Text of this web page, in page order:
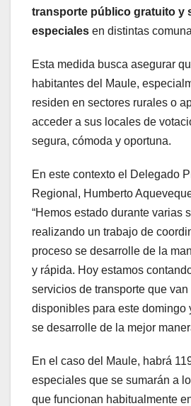
transporte público gratuito y
especiales en distintas
Esta medida busca asegurar
habitantes del Maule,
residen en sectores rurales o
acceder a sus locales de
segura, cómoda y oportuna.
En este contexto el Delegado
Regional, Humberto
“Hemos estado durante varias
realizando un trabajo de
proceso se desarrolle de la
y rápida. Hoy estamos
servicios de transporte que van
disponibles para este domingo
se desarrolle de la mejor
En el caso del Maule, habrá
especiales que se sumarán a
que funcionan habitualmente